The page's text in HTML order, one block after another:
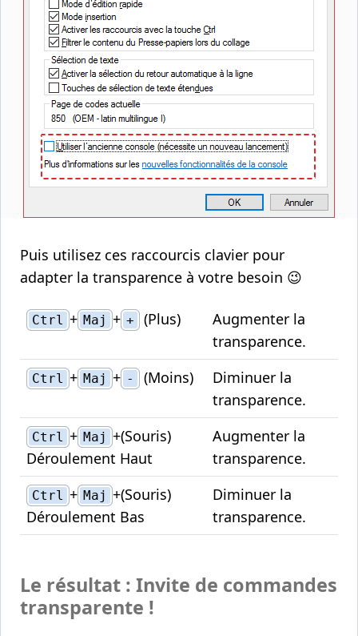
Puis utilisez ces raccourcis clavier pour
adapter la transparence à votre besoin 😉
Ctrl + Maj + + (Plus)
Augmenter la
transparence.
Ctrl + Maj + - (Moins)
Diminuer la
transparence.
Ctrl + Maj +(Souris)
Déroulement Haut
Augmenter la
transparence.
Ctrl + Maj +(Souris)
Déroulement Bas
Diminuer la
transparence.
Le résultat : Invite de commandes
transparente !